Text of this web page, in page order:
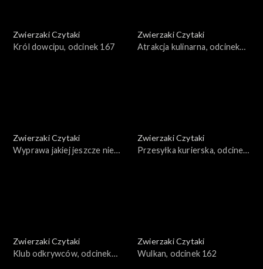
Zwierzaki Czytaki
Król dowcipu, odcinek 167
Zwierzaki Czytaki
Atrakcja kulinarna, odcinek
Zwierzaki Czytaki
Wyprawa jakiej jeszcze nie
Zwierzaki Czytaki
Przesyłka kurierska, odcinek
Zwierzaki Czytaki
Klub odkrywców, odcinek
Zwierzaki Czytaki
Wulkan, odcinek 162